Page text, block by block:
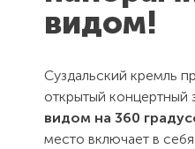
видом!
Суздальский кремль
открытый концертный
видом на 360
место включает в